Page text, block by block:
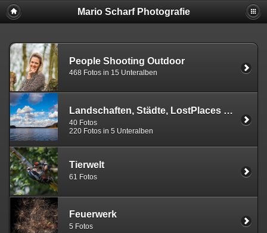
Mario Scharf Photografie
People Shooting Outdoor
468 Fotos in 15 Unteralben
Landschaften, Städte, LostPlaces und Graffitis
40 Fotos
220 Fotos in 5 Unteralben
Tierwelt
61 Fotos
Feuerwerk
5 Fotos